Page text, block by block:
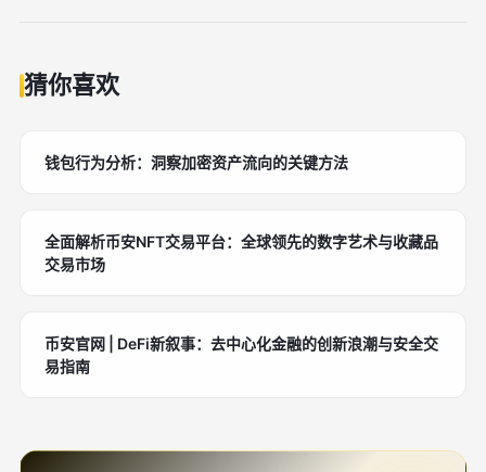
权，粉丝经济中购买独家权益获VIP待遇。起步建议从
猜你喜欢
钱包行为分析：洞察加密资产流向的关键方法
全面解析币安NFT交易平台：全球领先的数字艺术与收藏品
交易市场
币安官网 | DeFi新叙事：去中心化金融的创新浪潮与安全交
易指南